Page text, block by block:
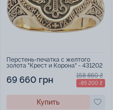
Перстень-печатка с желтого
золота "Крест и Корона" - 431202
69 660 грн 158 860 ₴
-89 200 ₴
Купить